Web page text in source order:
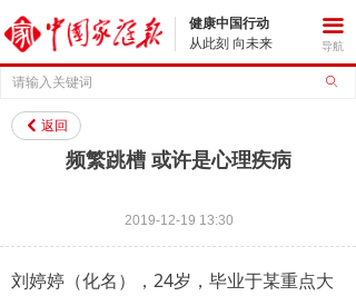
ꄙ
健康中国行动
从此刻 向未来
끀
导航
频繁跳槽 或许是心理疾病
낒 返回
2019-12-19 13:30
刘婷婷（化名），24岁，毕业于某重点大